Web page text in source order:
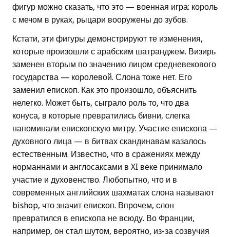
фигур можно сказать, что это — военная игра: король
с мечом в руках, рыцари вооружены до зубов.
Кстати, эти фигуры демонстрируют те изменения,
которые произошли с арабским шатранджем. Визирь
заменен вторым по значению лицом средневекового
государства — королевой. Слона тоже нет. Его
заменил епископ. Как это произошло, объяснить
нелегко. Может быть, сыграло роль то, что два
конуса, в которые превратились бивни, слегка
напоминали епископскую митру. Участие епископа —
духовного лица — в битвах скандинавам казалось
естественным. Известно, что в сражениях между
норманнами и англосаксами в XI веке принимало
участие и духовенство. Любопытно, что и в
современных английских шахматах слона называют
bishop, что значит епископ. Впрочем, слон
превратился в епископа не всюду. Во Франции,
например, он стал шутом, вероятно, из-за созвучия